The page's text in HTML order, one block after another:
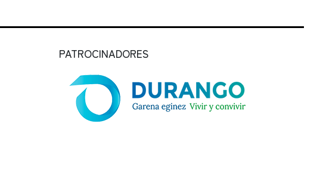
PATROCINADORES